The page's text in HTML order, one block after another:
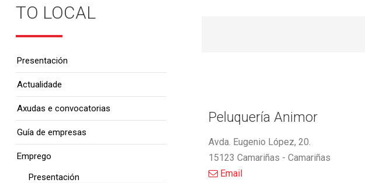
Peluquería Animor
Avda. Eugenio López, 20.
15123 Camariñas - Camariñas
Email
TO LOCAL
Presentación
Actualidade
Axudas e convocatorias
Guía de empresas
Emprego
Presentación